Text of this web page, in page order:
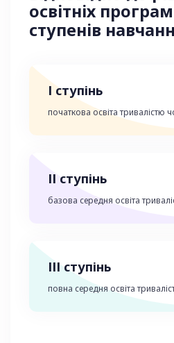
освітніх
ступенів
І ступінь
початкова освіта тривалістю
ІІ ступінь
базова середня освіта
ІІІ ступінь
повна середня освіта